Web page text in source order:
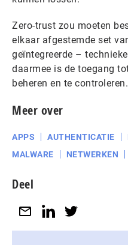
Zero-trust zou moeten
elkaar afgestemde set
geïntegreerde –
daarmee is de toegang
beheren en te controleren.
Meer over
APPS AUTHENTICATIE
MALWARE
NETWERKEN
Deel